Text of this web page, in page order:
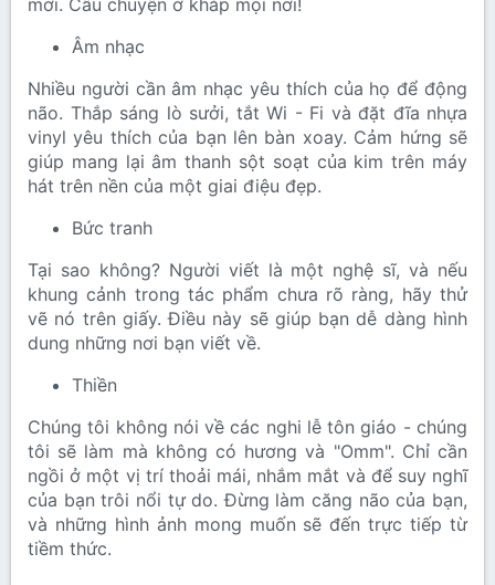
mới. Câu chuyện ở khắp mọi nơi!
Âm nhạc
Nhiều người cần âm nhạc yêu thích của họ để động
não. Thắp sáng lò sưởi, tắt Wi - Fi và đặt đĩa nhựa
vinyl yêu thích của bạn lên bàn xoay. Cảm hứng sẽ
giúp mang lại âm thanh sột soạt của kim trên máy
hát trên nền của một giai điệu đẹp.
Bức tranh
Tại sao không? Người viết là một nghệ sĩ, và nếu
khung cảnh trong tác phẩm chưa rõ ràng, hãy thử
vẽ nó trên giấy. Điều này sẽ giúp bạn dễ dàng hình
dung những nơi bạn viết về.
Thiền
Chúng tôi không nói về các nghi lễ tôn giáo - chúng
tôi sẽ làm mà không có hương và "Omm". Chỉ cần
ngồi ở một vị trí thoải mái, nhắm mắt và để suy nghĩ
của bạn trôi nổi tự do. Đừng làm căng não của bạn,
và những hình ảnh mong muốn sẽ đến trực tiếp từ
tiềm thức.